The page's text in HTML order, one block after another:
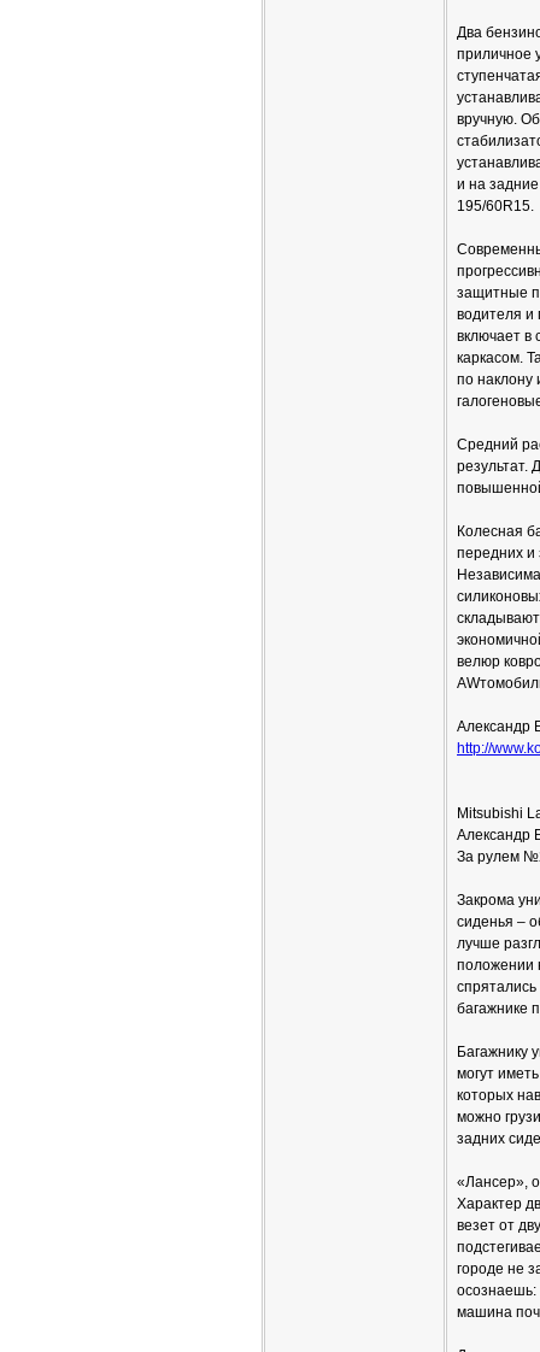
Два
приличное
вручную.
и на
195/60R15.
защитные
водителя и
включает в
каркасом.
по наклону
Средний
результат.
Колесная
передних и
велюр
Александр
http://
Mitsubishi
Александр
За рулем
Закрома
сиденья –
лучше
положении
багажнике
Багажнику
могут
которых
можно
задних
«Лансер»,
Характер
везет от
городе не
осознаешь:
машина